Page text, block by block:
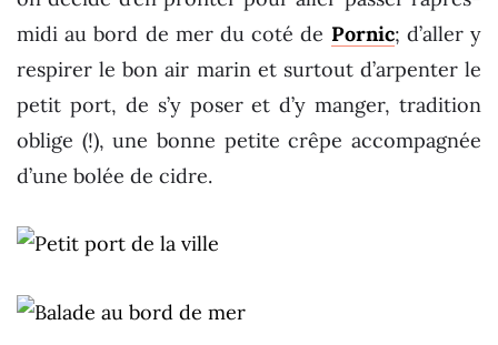
midi au bord de mer du coté de Pornic; d’aller y
respirer le bon air marin et surtout d’arpenter le
petit port, de s’y poser et d’y manger, tradition
oblige (!), une bonne petite crêpe accompagnée
d’une bolée de cidre.